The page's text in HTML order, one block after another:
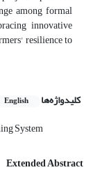
among formal
innovative
resilience to
کلیدواژه‌ها English
System
Extended Abstract